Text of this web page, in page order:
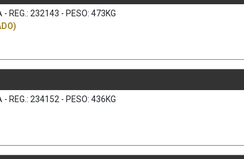
REG.: 232143 - PESO: 473KG
REG.: 234152 - PESO: 436KG